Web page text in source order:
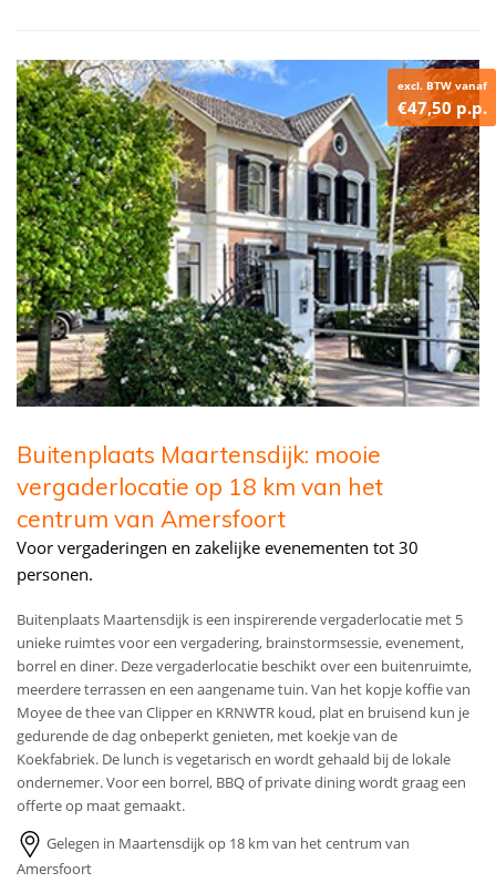
excl. BTW vanaf
€47,50 p.p.
Buitenplaats Maartensdijk: mooie
vergaderlocatie op 18 km van het
centrum van Amersfoort
Voor vergaderingen en zakelijke evenementen tot 30
personen.
Buitenplaats Maartensdijk is een inspirerende vergaderlocatie met 5
unieke ruimtes voor een vergadering, brainstormsessie, evenement,
borrel en diner. Deze vergaderlocatie beschikt over een buitenruimte,
meerdere terrassen en een aangename tuin. Van het kopje koffie van
Moyee de thee van Clipper en KRNWTR koud, plat en bruisend kun je
gedurende de dag onbeperkt genieten, met koekje van de
Koekfabriek. De lunch is vegetarisch en wordt gehaald bij de lokale
ondernemer. Voor een borrel, BBQ of private dining wordt graag een
offerte op maat gemaakt.
Gelegen in Maartensdijk op 18 km van het centrum van
Amersfoort